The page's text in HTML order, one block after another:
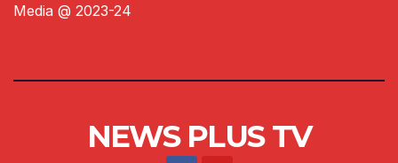
Media @ 2023-24
NEWS PLUS TV